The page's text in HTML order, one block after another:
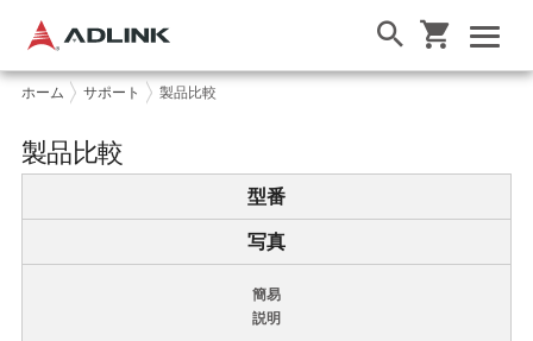
ホーム サポート 製品比較
製品比較
型番
写真
簡易
説明